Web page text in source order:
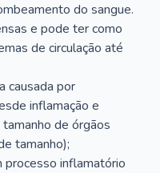
do sangue.
e pode ter como
de circulação até
causada por
inflamação e
de órgãos
tamanho);
processo inflamatório